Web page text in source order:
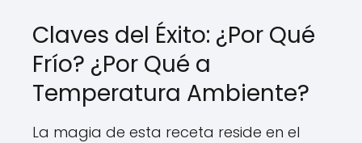
Claves del Éxito: ¿Por Qué
Frío? ¿Por Qué a
Temperatura Ambiente?
La magia de esta receta reside en el